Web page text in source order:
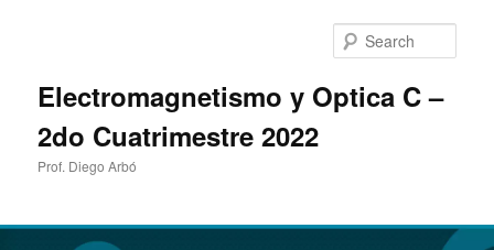
Electromagnetismo y Optica C –
2do Cuatrimestre 2022
Prof. Diego Arbó